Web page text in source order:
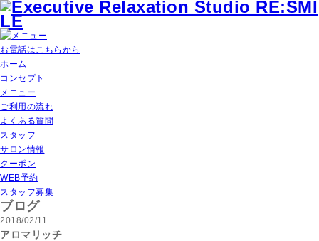
お電話はこちらから
ホーム
コンセプト
メニュー
ご利用の流れ
よくある質問
スタッフ
サロン情報
クーポン
WEB予約
スタッフ募集
ブログ
2018/02/11
アロマリッチ